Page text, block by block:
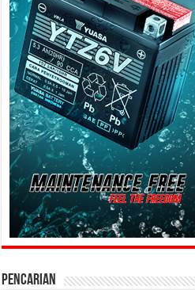
PENCARIAN